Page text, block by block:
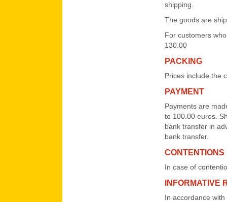
shipping.
The goods are
For customers
130.00
PACKING
Prices include the
PAYMENT
Payments are
to 100.00 euros.
bank transfer in
bank transfer.
CONTENTIONS
In case of
INFORMATIVE
In accordance